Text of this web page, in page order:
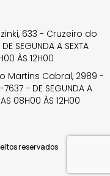
633 - Cruzeiro do
SEGUNDA A SEXTA
ÀS 12H00
Martins Cabral, 2989 -
- DE SEGUNDA A
08H00 ÀS 12H00
reservados